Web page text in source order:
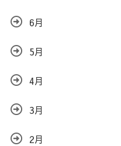
6月
5月
4月
3月
2月